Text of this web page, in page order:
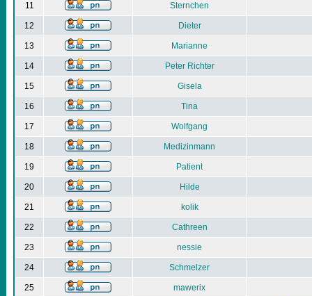
11 Sternchen
12 Dieter
13 Marianne
14 Peter Richter
15 Gisela
16 Tina
17 Wolfgang
18 Medizinmann
19 Patient
20 Hilde
21 kolik
22 Cathreen
23 nessie
24 Schmelzer
25 mawerix